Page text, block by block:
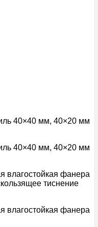
40×40 мм, 40×20 мм
40×40 мм, 40×20 мм
влагостойкая фанера
тиснение
влагостойкая фанера